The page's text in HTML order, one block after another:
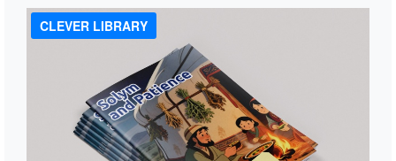
CLEVER LIBRARY